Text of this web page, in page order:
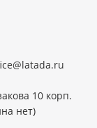
10 корп.
нет)